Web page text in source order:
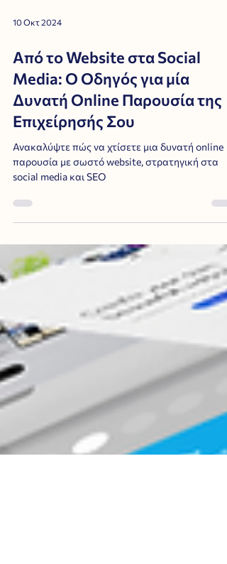
10 Οκτ 2024
Από το Website στα Social
Media: Ο Οδηγός για μία
Δυνατή Online Παρουσία της
Επιχείρησής Σου
Ανακαλύψτε πώς να χτίσετε μια δυνατή online
παρουσία με σωστό website, στρατηγική στα